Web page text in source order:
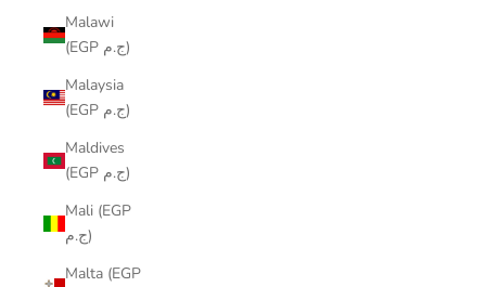
Malawi
(EGP ج.م)
Malaysia
(EGP ج.م)
Maldives
(EGP ج.م)
Mali (EGP
ج.م)
Malta (EGP